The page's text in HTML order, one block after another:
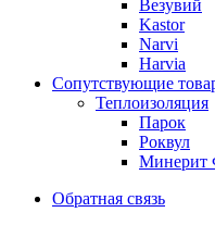
Везувий
Kastor
Narvi
Harvia
Сопутствующие
Теплоизоляция
Парок
Роквул
Минерит
Обратная связь